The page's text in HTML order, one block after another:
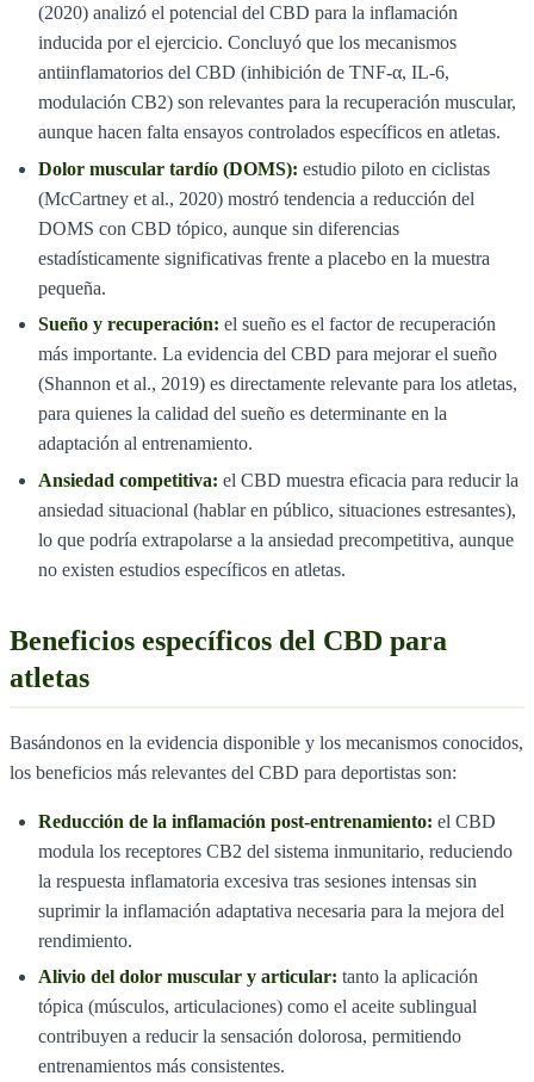
(2020) analizó el potencial del CBD para la inflamación
inducida por el ejercicio. Concluyó que los mecanismos
antiinflamatorios del CBD (inhibición de TNF-α, IL-6,
modulación CB2) son relevantes para la recuperación muscular,
aunque hacen falta ensayos controlados específicos en atletas.
Dolor muscular tardío (DOMS): estudio piloto en ciclistas
(McCartney et al., 2020) mostró tendencia a reducción del
DOMS con CBD tópico, aunque sin diferencias
estadísticamente significativas frente a placebo en la muestra
pequeña.
Sueño y recuperación: el sueño es el factor de recuperación
más importante. La evidencia del CBD para mejorar el sueño
(Shannon et al., 2019) es directamente relevante para los atletas,
para quienes la calidad del sueño es determinante en la
adaptación al entrenamiento.
Ansiedad competitiva: el CBD muestra eficacia para reducir la
ansiedad situacional (hablar en público, situaciones estresantes),
lo que podría extrapolarse a la ansiedad precompetitiva, aunque
no existen estudios específicos en atletas.
Beneficios específicos del CBD para
atletas
Basándonos en la evidencia disponible y los mecanismos conocidos,
los beneficios más relevantes del CBD para deportistas son:
Reducción de la inflamación post-entrenamiento: el CBD
modula los receptores CB2 del sistema inmunitario, reduciendo
la respuesta inflamatoria excesiva tras sesiones intensas sin
suprimir la inflamación adaptativa necesaria para la mejora del
rendimiento.
Alivio del dolor muscular y articular: tanto la aplicación
tópica (músculos, articulaciones) como el aceite sublingual
contribuyen a reducir la sensación dolorosa, permitiendo
entrenamientos más consistentes.